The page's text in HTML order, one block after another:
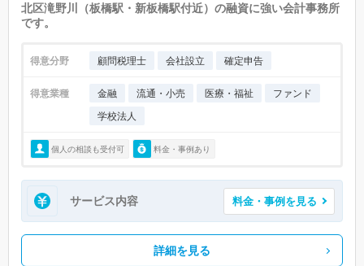
北区滝野川（板橋駅・新板橋駅付近）の融資に強い会計事務所
です。
得意分野 顧問税理士 会社設立 確定申告
得意業種 金融 流通・小売 医療・福祉
ファンド
学校法人
個人の相談も受付可 料金・事例あり
サービス内容 料金・事例を見る
詳細を見る